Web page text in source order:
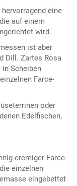
eine
auf einem
wird.
ist aber
Dill. Zartes Rosa
Scheiben
Farce-
oder
Edelfischen,
cremiger Farce-
einzelnen
eingebettet